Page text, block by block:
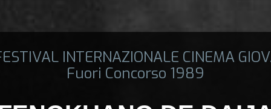
INTERNAZIONALE CINEMA
Fuori Concorso 1989